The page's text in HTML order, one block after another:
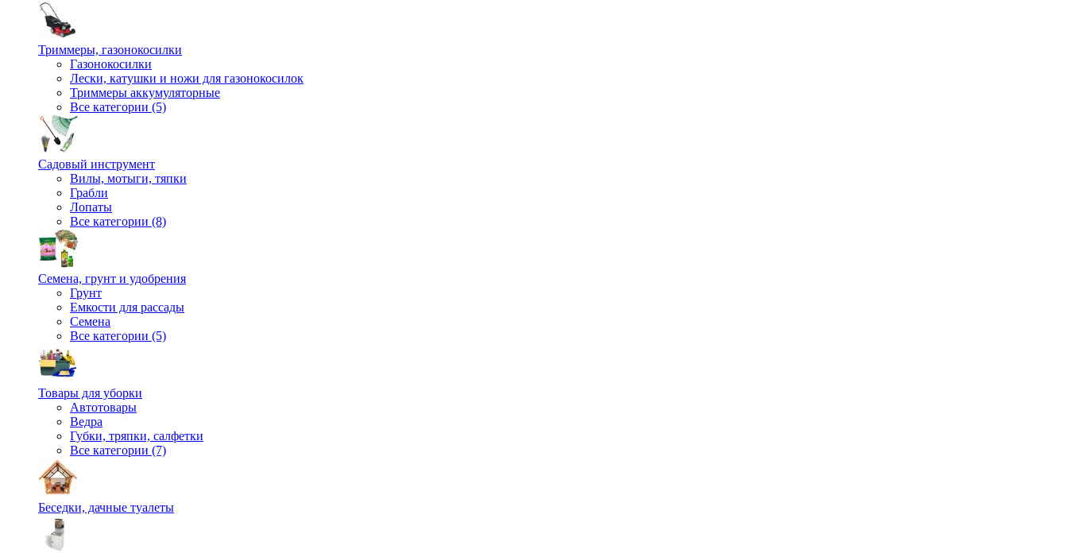
Триммеры, газонокосилки
Газонокосилки
Лески, катушки и ножи для газонокосилок
Триммеры аккумуляторные
Все категории (5)
Садовый инструмент
Вилы, мотыги, тяпки
Грабли
Лопаты
Все категории (8)
Семена, грунт и удобрения
Грунт
Емкости для рассады
Семена
Все категории (5)
Товары для уборки
Автотовары
Ведра
Губки, тряпки, салфетки
Все категории (7)
Беседки, дачные туалеты